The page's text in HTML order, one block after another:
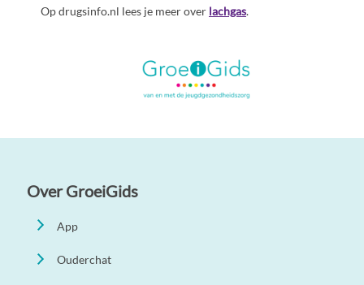
Op drugsinfo.nl lees je meer over lachgas.
Over GroeiGids
App
Ouderchat